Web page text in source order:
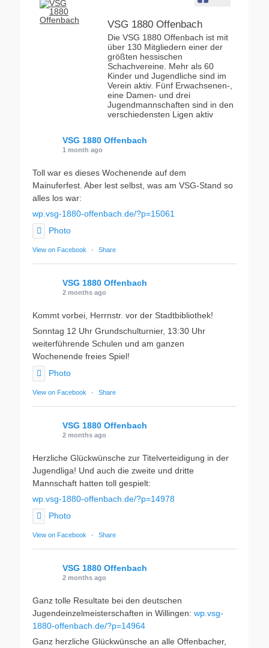
VSG 1880 Offenbach
Die VSG 1880 Offenbach ist mit
über 130 Mitgliedern einer der
größten hessischen
Schachvereine. Mehr als 60
Kinder und Jugendliche sind im
Verein aktiv. Fünf Erwachsenen-,
eine Damen- und drei
Jugendmannschaften sind in den
verschiedensten Ligen aktiv
VSG 1880 Offenbach
1 month ago
Toll war es dieses Wochenende auf dem
Mainuferfest. Aber lest selbst, was am VSG-Stand so
alles los war:
wp.vsg-1880-offenbach.de/?p=15061
Photo
View on Facebook · Share
VSG 1880 Offenbach
2 months ago
Kommt vorbei, Herrnstr. vor der Stadtbibliothek!
Sonntag 12 Uhr Grundschulturnier, 13:30 Uhr
weiterführende Schulen und am ganzen
Wochenende freies Spiel!
Photo
View on Facebook · Share
VSG 1880 Offenbach
2 months ago
Herzliche Glückwünsche zur Titelverteidigung in der
Jugendliga! Und auch die zweite und dritte
Mannschaft hatten toll gespielt:
wp.vsg-1880-offenbach.de/?p=14978
Photo
View on Facebook · Share
VSG 1880 Offenbach
2 months ago
Ganz tolle Resultate bei den deutschen
Jugendeinzelmeisterschaften in Willingen: wp.vsg-
1880-offenbach.de/?p=14964
Ganz herzliche Glückwünsche an alle Offenbacher,